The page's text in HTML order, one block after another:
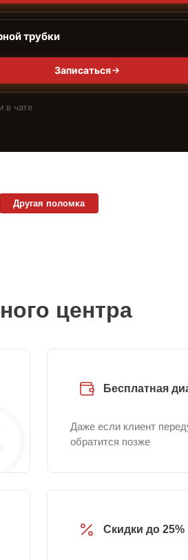
трубки
Записаться
в чате
Другая поломка
центра
Бесплатная
Даже если клиент
обратится позже
Скидки до 25%